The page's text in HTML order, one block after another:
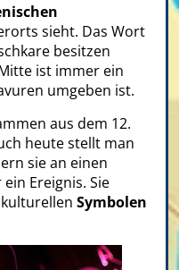
sieht. Das Wort
besitzen
ist immer ein
umgeben ist.
aus dem 12.
heute stellt man
sie an einen
Ereignis. Sie
Symbolen